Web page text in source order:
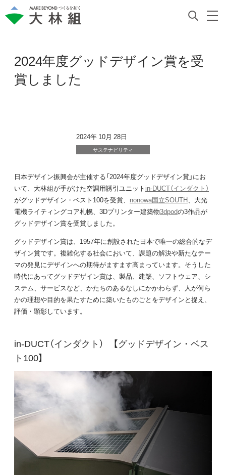
2024年度グッドデザイン賞を受
賞しました
2024年 10月 28日
サステナビリティ
日本デザイン振興会が主催する「2024年度グッドデザイン賞」にお
いて、大林組が手がけた空調用誘引ユニット in-DUCT（インダクト）
がグッドデザイン・ベスト100を受賞、 nonowa国立SOUTH、大光
電機ライティングコア札幌、3Dプリンター建築物3dpodの3作品が
グッドデザイン賞を受賞しました。
グッドデザイン賞は、1957年に創設された日本で唯一の総合的なデ
ザイン賞です。複雑化する社会において、課題の解決や新たなテー
マの発見にデザインへの期待がますます高まっています。そうした
時代にあってグッドデザイン賞は、製品、建築、ソフトウェア、シ
ステム、サービスなど、かたちのあるなしにかかわらず、人が何ら
かの理想や目的を果たすために築いたものごとをデザインと捉え、
評価・顕彰しています。
in-DUCT（インダクト） 【グッドデザイン・ベス
ト100】